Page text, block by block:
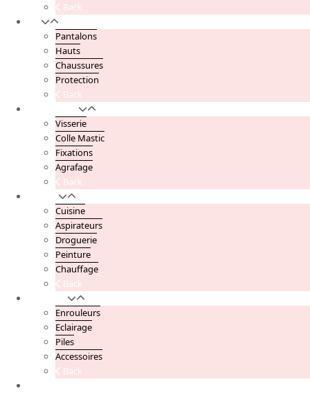
Back
Pantalons
Hauts
Chaussures
Protection
Back
Visserie
Colle Mastic
Fixations
Agrafage
Back
Cuisine
Aspirateurs
Droguerie
Peinture
Chauffage
Back
Enrouleurs
Eclairage
Piles
Accessoires
Back